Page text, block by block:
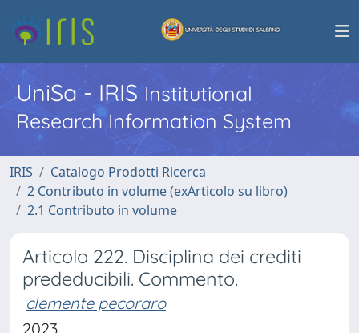
UniSa - IRISInstitutional
Research Information System
IRIS
Catalogo Prodotti Ricerca
2 Contributo in volume (exArticolo su libro)
2.1 Contributo in volume
Articolo 222. Disciplina dei crediti
prededucibili. Commento.
clemente pecoraro
2023